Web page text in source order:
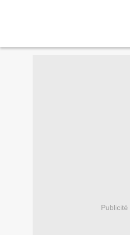
Publicité